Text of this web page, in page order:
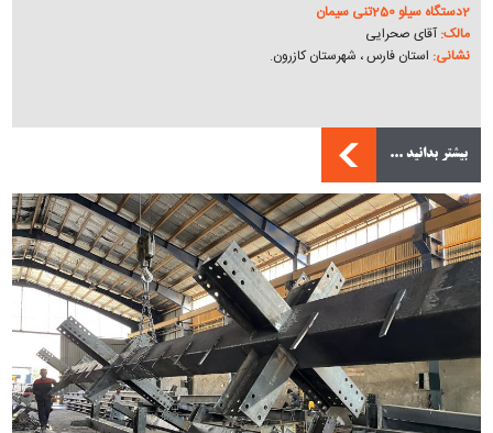
2دستگاه سیلو 250تنی سیمان
مالک:آقای صحرایی
نشانی: استان فارس ، شهرستان کازرون.
بیشتر بدانید ...